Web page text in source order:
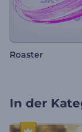
Roaster
In der